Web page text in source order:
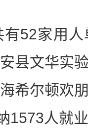
家用人
县文华实
希尔顿欢
1573人就